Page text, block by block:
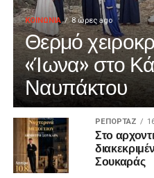
ΚΟΙΝΩΝΙΑ 8 ώρες ago
Θερμό
«Ίωνα» στο
Ναυπάκτου
ΡΕΠΟΡΤΑΖ
Στο
Σουκαράς